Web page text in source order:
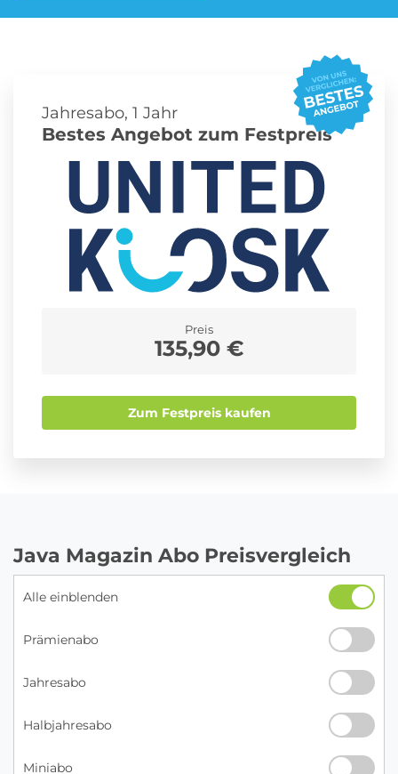
Sprachlern App Abo Streaming Abo
Süßigkeiten Abo Zeitschriften Abo
News
Login
Jahresabo, 1 Jahr
Bestes Angebot zum Festpreis
Preis
135,90 €
Zum Festpreis kaufen
Java Magazin Abo Preisvergleich
Alle einblenden
Prämienabo
Jahresabo
Halbjahresabo
Miniabo